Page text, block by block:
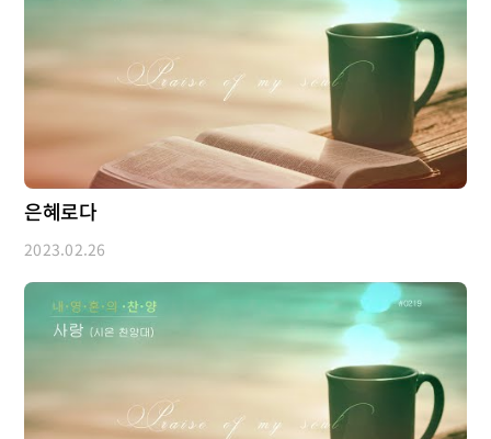
은혜로다
2023.02.26